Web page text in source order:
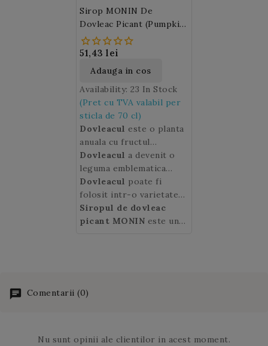
Sirop MONIN De
Dovleac Picant (Pumpkin
Spice)
51,43 lei
Adauga in cos
Availability: 23 In Stock
(Pret cu TVA valabil per
sticla de 70 cl)
Dovleacul este o planta
anuala cu fructul
voluminos de culoare
galben-portocaliu ce-i
poarta numele.
Dovleacul a devenit o
leguma emblematica
toamna, in special
datorita sarbatorii de
Halloween originara din
Insulele Britanice. In
felinar decorativ.
Dovleacul poate fi
folosit intr-o varietate
de retete culinare dar si
in bauturi.
Siropul de dovleac
picant MONIN este un
tomnatic. Fanii cafelei cu
fi incantati desiropul
Comentarii (0)
Nu sunt opinii ale clientilor in acest moment.